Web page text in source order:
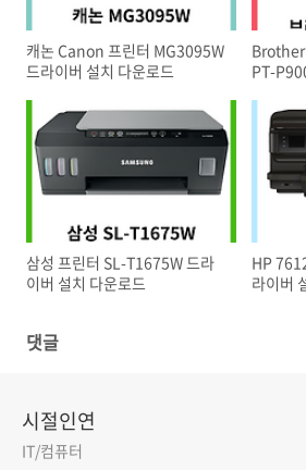
캐논 Canon 프린터 MG3095W
드라이버 설치 다운로드
Brother
PT-
삼성 프린터 SL-T1675W 드라
이버 설치 다운로드
HP
라이버
댓글
시절인연
IT/컴퓨터